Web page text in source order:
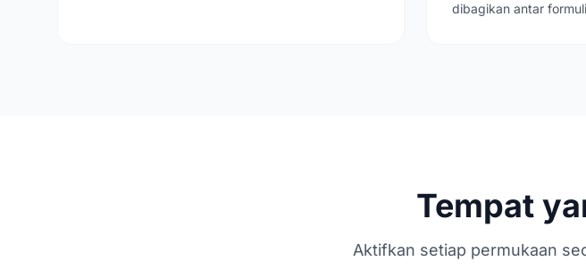
dibagikan antar
Tempat
Aktifkan setiap permukaan